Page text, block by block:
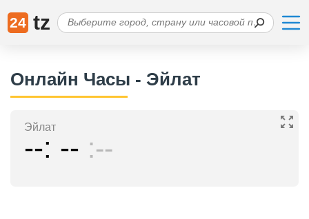
24 tz
Онлайн Часы - Эйлат
Эйлат
-- -- --